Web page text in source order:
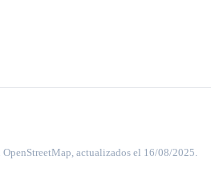
actualizados el 16/08/2025.